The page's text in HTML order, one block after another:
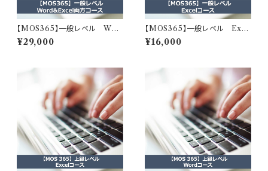
【MOS365】一般レベル Wor
d&Excel両方コース
¥29,000
【MOS365】一般レベル Exce
lコース
¥16,000